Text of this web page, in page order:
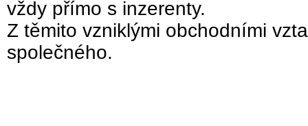
vždy přímo s inzerenty.
Z těmito vzniklými obchodními
společného.